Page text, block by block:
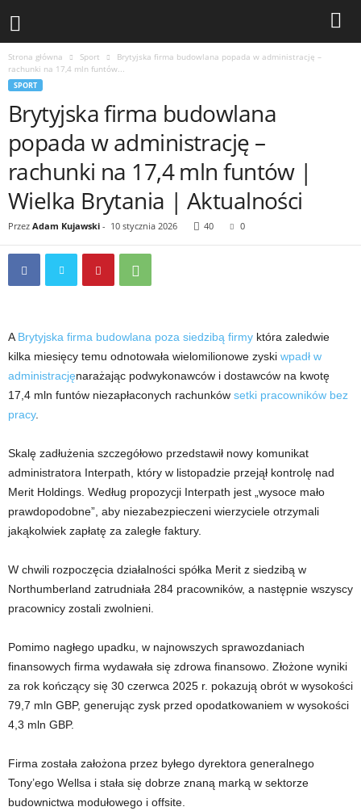
Strona główna Sport
Brytyjska firma budowlana popada w administrację –
rachunki na 17,4 mln funtów...
SPORT
Brytyjska firma budowlana
popada w administrację –
rachunki na 17,4 mln funtów |
Wielka Brytania | Aktualności
Przez Adam Kujawski - 10 stycznia 2026 40 0
A Brytyjska firma budowlana poza siedzibą firmy która zaledwie
kilka miesięcy temu odnotowała wielomilionowe zyski wpadł w
administracjęnarażając podwykonawców i dostawców na kwotę
17,4 mln funtów niezapłaconych rachunków setki pracowników bez
pracy.
Skalę zadłużenia szczegółowo przedstawił nowy komunikat
administratora Interpath, który w listopadzie przejął kontrolę nad
Merit Holdings. Według propozycji Interpath jest „wysoce mało
prawdopodobne”, aby niezabezpieczeni wierzyciele otrzymali
jakąkolwiek zapłatę za zaległe faktury.
W chwili rozpoczęcia działalności spółka Merit z siedzibą w
Northumberland zatrudniała 284 pracowników, a następnie wszyscy
pracownicy zostali zwolnieni.
Pomimo nagłego upadku, w najnowszych sprawozdaniach
finansowych firma wydawała się zdrowa finansowo. Złożone wyniki
za rok kończący się 30 czerwca 2025 r. pokazują obrót w wysokości
79,7 mln GBP, generując zysk przed opodatkowaniem w wysokości
4,3 mln GBP.
Firma została założona przez byłego dyrektora generalnego
Tony’ego Wellsa i stała się dobrze znaną marką w sektorze
budownictwa modułowego i offsite.